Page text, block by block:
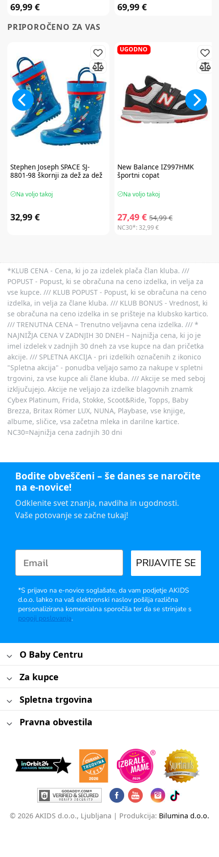
69,99 € 69,99 €
PRIPOROČENO ZA VAS
Stephen JosephSPACE SJ-
8801-98 škornji za dež za dež
Na voljo takoj
32,99 €
UGODNO
New Balance IZ997HMK
športni copat
Na voljo takoj
27,49 € 54,99 €
NC30*:32,99 €
*KLUB CENA - Cena, ki jo za izdelek plača član kluba. ///
POPUST - Popust, ki se obračuna na ceno izdelka, in velja za
vse kupce. /// KLUB POPUST - Popust, ki se obračuna na ceno
izdelka, in velja za člane kluba. /// KLUB BONUS - Vrednost, ki
se obračuna na ceno izdelka in se prišteje na klubsko kartico.
/// TRENUTNA CENA – Trenutno veljavna cena izdelka. /// *
NAJNIŽJA CENA V ZADNJIH 30 DNEH – Najnižja cena, ki jo je
imel izdelek v zadnjih 30 dneh za vse kupce na dan pričetka
akcije. /// SPLETNA AKCIJA - pri izdelkih označenih z ikonico
"Spletna akcija" - ponudba veljajo samo za nakupe v spletni
trgovini, za vse kupce ali člane kluba. /// Akcije se med seboj
izključujejo. Akcije ne veljajo za izdelke blagovnih znamk
Cybex Platinum, Frida, Stokke, Scoot&Ride, Topps, Baby
Brezza, Britax Römer LUX, NUNA, Playbase, vse knjige,
albume, sličice, vsa začetna mleka in darilne kartice.
NC30=Najnižja cena zadnjih 30 dni
Bodite obveščeni – še danes se naročite
na e-novice!
Odklenite svet znanja, navdiha in ugodnosti.
Vaše potovanje se začne tukaj!
PRIJAVITE SE
*S prijavo na e-novice soglašate, da vam podjetje AKIDS
d.o.o. lahko na vaš elektronski naslov pošilja različna
personalizirana komercialna sporočila ter da se strinjate s
pogoji poslovanja.
O Baby Centru
Za kupce
Spletna trgovina
Pravna obvestila
© 2026 AKIDS d.o.o., Ljubljana | Produkcija: Bilumina d.o.o.